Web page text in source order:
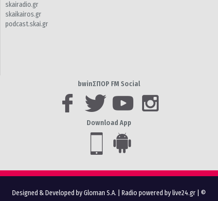
skairadio.gr
skaikairos.gr
podcast.skai.gr
bwinΣΠΟΡ FM Social
Download App
Designed & Developed by Gloman S.A. Radio powered by live24.gr | ©